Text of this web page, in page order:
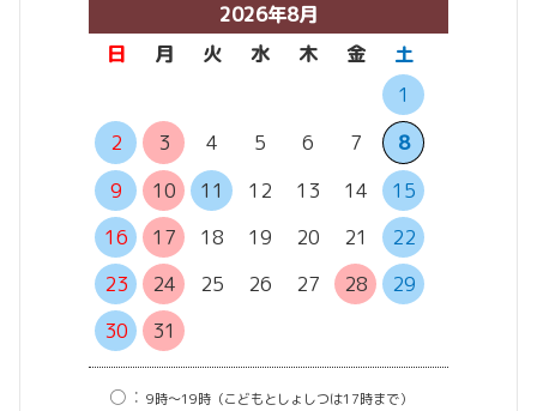
2026年8月
日
月 火 水 木 金
土
1
2
3 4 5 6 7
8
9
10 11 12 13 14
15
16
17 18 19 20 21
22
23
24 25 26 27 28
29
30
31
○： 9時〜19時（こどもとしょしつは17時まで）